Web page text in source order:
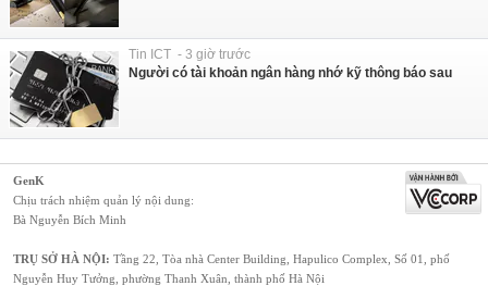
Tin ICT - 3 giờ trước
Người có tài khoản ngân hàng nhớ kỹ thông báo sau
GenK
Chịu trách nhiệm quản lý nội dung:
Bà Nguyễn Bích Minh
TRỤ SỞ HÀ NỘI: Tầng 22, Tòa nhà Center Building, Hapulico Complex, Số 01, phố
Nguyễn Huy Tưởng, phường Thanh Xuân, thành phố Hà Nội